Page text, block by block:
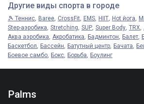
Другие виды спорта в городе
🎾 Теннис Baree CrossFit EMS HIIT Hot йога
Step-аэробика Stretching SUP Super Body TRX
Аква аэробика
Акробатика Бадминтон Балет
Баскетбол Бассейн Батутный центр Бачата
Боевое самбо Бокс Борьба Боулинг
Palms